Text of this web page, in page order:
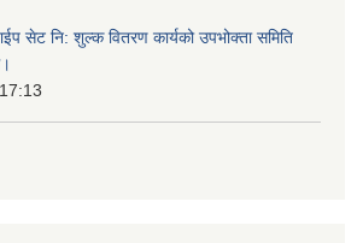
सेट नि: शुल्क वितरण कार्यको उपभोक्ता समिति